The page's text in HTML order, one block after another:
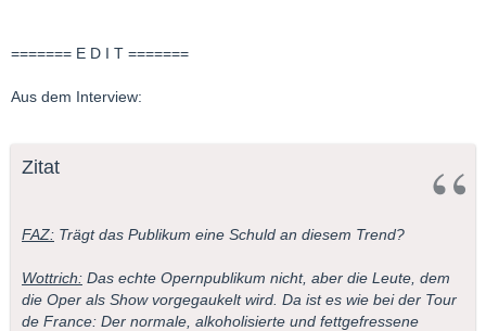
======= E D I T =======
Aus dem Interview:
Zitat
FAZ: Trägt das Publikum eine Schuld an diesem Trend?
Wottrich: Das echte Opernpublikum nicht, aber die Leute, dem
die Oper als Show vorgegaukelt wird. Da ist es wie bei der Tour
de France: Der normale, alkoholisierte und fettgefressene